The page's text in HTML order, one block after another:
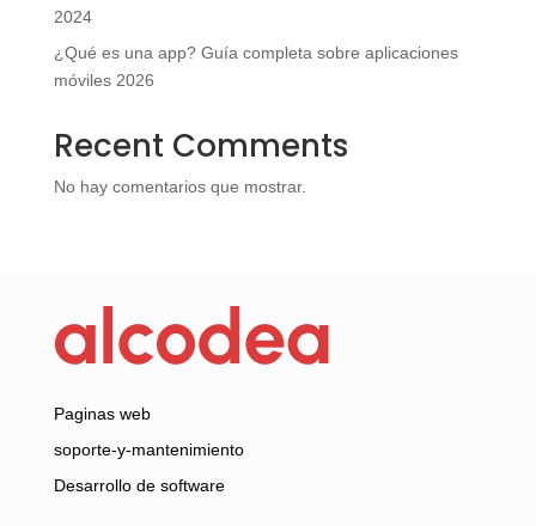
2024
¿Qué es una app? Guía completa sobre aplicaciones
móviles 2026
Recent Comments
No hay comentarios que mostrar.
Paginas web
soporte-y-mantenimiento
Desarrollo de software